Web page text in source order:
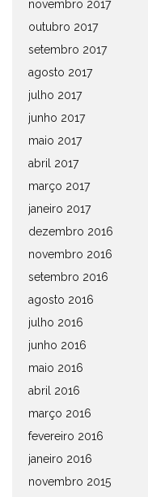
novembro 2017
outubro 2017
setembro 2017
agosto 2017
julho 2017
junho 2017
maio 2017
abril 2017
março 2017
janeiro 2017
dezembro 2016
novembro 2016
setembro 2016
agosto 2016
julho 2016
junho 2016
maio 2016
abril 2016
março 2016
fevereiro 2016
janeiro 2016
novembro 2015